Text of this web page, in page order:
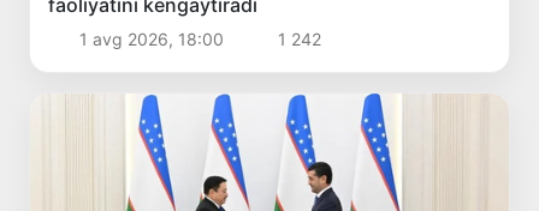
1 avg 2026, 18:00 1 242